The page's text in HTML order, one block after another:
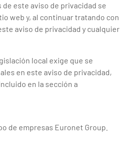
este aviso de privacidad se
web y, al continuar tratando con
aviso de privacidad y cualquier
local exige que se
en este aviso de privacidad,
en la sección a
de empresas Euronet Group.